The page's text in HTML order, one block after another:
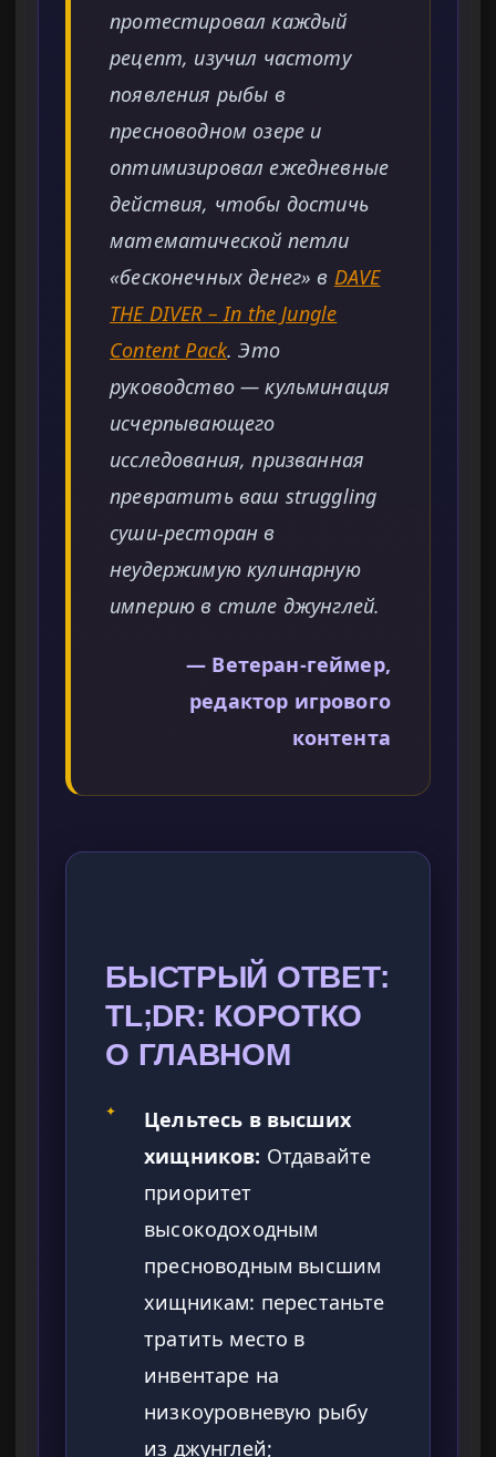
протестировал каждый
рецепт, изучил частоту
появления рыбы в
пресноводном озере и
оптимизировал ежедневные
действия, чтобы достичь
математической петли
«бесконечных денег» в DAVE
THE DIVER – In the Jungle
Content Pack. Это
руководство — кульминация
исчерпывающего
исследования, призванная
превратить ваш struggling
суши-ресторан в
неудержимую кулинарную
империю в стиле джунглей.
— Ветеран-геймер,
редактор игрового
контента
БЫСТРЫЙ ОТВЕТ:
TL;DR: КОРОТКО
О ГЛАВНОМ
✦
Цельтесь в высших
хищников: Отдавайте
приоритет
высокодоходным
пресноводным высшим
хищникам: перестаньте
тратить место в
инвентаре на
низкоуровневую рыбу
из джунглей;